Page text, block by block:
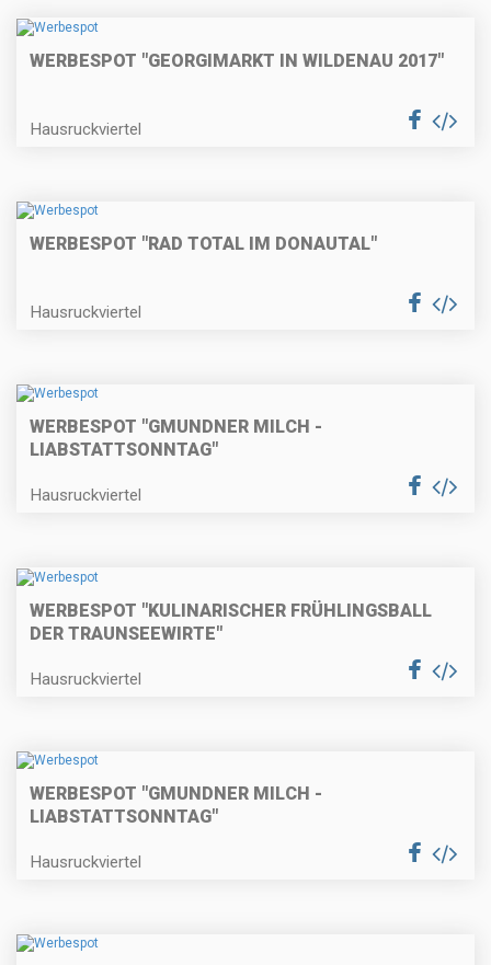
WERBESPOT "GEORGIMARKT IN WILDENAU 2017"
Hausruckviertel
WERBESPOT "RAD TOTAL IM DONAUTAL"
Hausruckviertel
WERBESPOT "GMUNDNER MILCH -
LIABSTATTSONNTAG"
Hausruckviertel
WERBESPOT "KULINARISCHER FRÜHLINGSBALL
DER TRAUNSEEWIRTE"
Hausruckviertel
WERBESPOT "GMUNDNER MILCH -
LIABSTATTSONNTAG"
Hausruckviertel